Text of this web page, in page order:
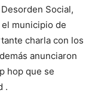
Social,
municipio de
charla con los
anunciaron
hop que se
.